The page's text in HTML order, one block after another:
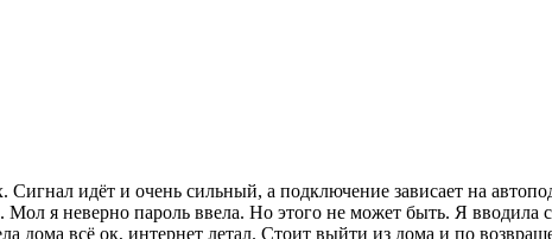
Сигнал идёт и очень сильный, а подключение зависает на
я неверно пароль ввела. Но этого не может быть. Я вводила
дома всё ок, интернет летал. Стоит выйти из дома и по